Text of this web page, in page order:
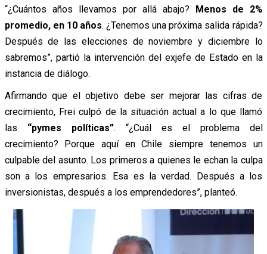
“¿Cuántos años llevamos por allá abajo? Menos de 2%
promedio, en 10 años. ¿Tenemos una próxima salida rápida?
Después de las elecciones de noviembre y diciembre lo
sabremos”, partió la intervención del exjefe de Estado en la
instancia de diálogo.
Afirmando que el objetivo debe ser mejorar las cifras de
crecimiento, Frei culpó de la situación actual a lo que llamó
las “pymes políticas”. “¿Cuál es el problema del
crecimiento? Porque aquí en Chile siempre tenemos un
culpable del asunto. Los primeros a quienes le echan la culpa
son a los empresarios. Esa es la verdad. Después a los
inversionistas, después a los emprendedores”, planteó.